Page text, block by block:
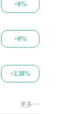
+0%
+0%
+2.38%
更多>>